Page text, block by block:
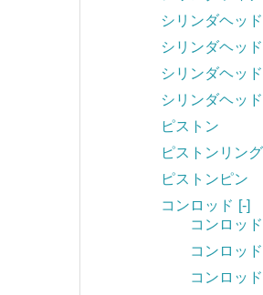
シリンダヘッド
シリンダヘッ
シリンダヘッ
シリンダヘッ
ピストン
ピストンリング
ピストンピン
コンロッド [-]
コンロッ
コンロッ
コンロッ